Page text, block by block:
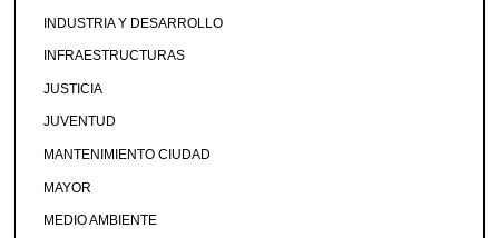
INDUSTRIA Y DESARROLLO
INFRAESTRUCTURAS
JUSTICIA
JUVENTUD
MANTENIMIENTO CIUDAD
MAYOR
MEDIO AMBIENTE